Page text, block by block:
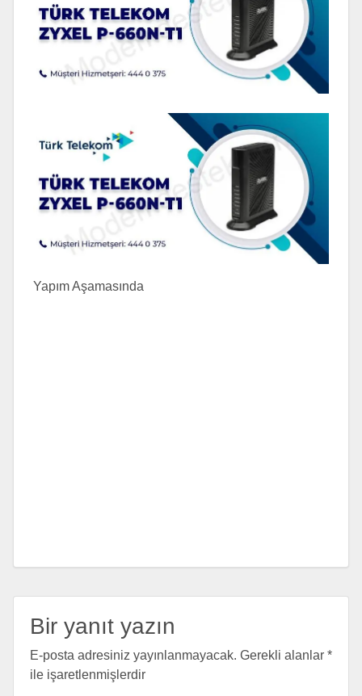
Yapım Aşamasında
Bir yanıt yazın
E-posta adresiniz yayınlanmayacak. Gerekli alanlar *
ile işaretlenmişlerdir